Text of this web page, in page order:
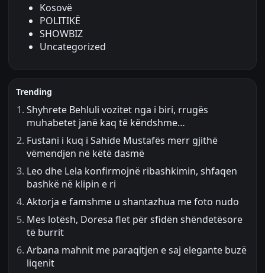
Kosovë
POLITIKË
SHOWBIZ
Uncategorized
Trending
Shyhrete Behluli vozitet nga i biri, rrugës
muhabetet janë kaq të këndshme…
Fustani i kuq i Sahide Mustafës merr gjithë
vëmendjen në këtë dasmë
Leo dhe Lela konfirmojnë ribashkimin, shfaqen
bashkë në klipin e ri
Aktorja e famshme u shantazhua me foto nudo
Mes lotësh, Doresa flet për sfidën shëndetësore
të burrit
Arbana mahnit me paraqitjen e saj elegante buzë
liqenit